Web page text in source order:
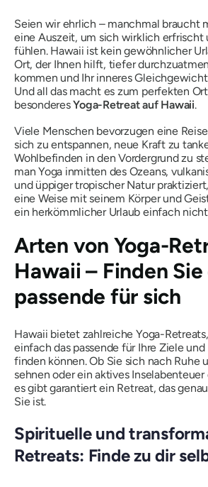
Seien wir ehrlich – manchmal braucht
eine Auszeit, um sich wirklich erfrischt
fühlen. Hawaii ist kein gewöhnlicher
Ort, der Ihnen hilft, tiefer
kommen und Ihr inneres
Und all das macht es zum perfekten
besonderesYoga-Retreat auf Hawaii.
Viele Menschen bevorzugen eine
sich zu entspannen, neue Kraft zu
Wohlbefinden in den Vordergrund zu
man Yoga inmitten des Ozeans,
und üppiger tropischer Natur
eine Weise mit seinem Körper und
ein herkömmlicher Urlaub einfach
Arten von Yoga-
Hawaii – Finden Sie
passende für sich
Hawaii bietet zahlreiche Yoga-
einfach das passende für Ihre Ziele
finden können. Ob Sie sich nach Ruhe
sehnen oder ein aktives
es gibt garantiert ein Retreat, das
Sie ist.
Spirituelle und
Retreats: Finde zu dir